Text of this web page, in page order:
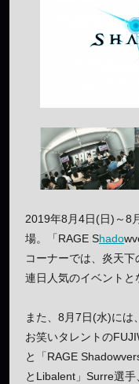
2019年8月4日(日)～8
場。「RAGE Shado
コーナーでは、炎天
連日人気のイベントと
また、8月7日(水)には
お笑いタレントの
と「RAGE
とLibalent」Surre選